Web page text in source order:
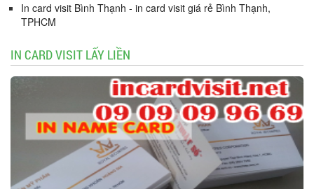
In card visit Bình Thạnh - in card visit giá rẻ Bình Thạnh,
TPHCM
IN CARD VISIT LẤY LIỀN